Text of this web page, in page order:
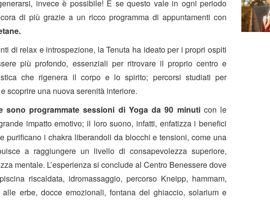
invece è possibile! E se questo vale in ogni periodo
di più grazie a un ricco programma di appuntamenti con
.
di relax e introspezione, la Tenuta ha ideato per i propri ospiti
più profondo, essenziali per ritrovare il proprio centro e
che rigenera il corpo e lo spirito; percorsi studiati per
scoprire una nuova serenità interiore.
sono programmate sessioni di Yoga da 90 minuti con le
impatto emotivo; il loro suono, infatti, enfatizza i benefici
purificano i chakra liberandoli da blocchi e tensioni, come una
a raggiungere un livello di consapevolezza superiore,
mentale. L’esperienza si conclude al Centro Benessere dove
riscaldata, idromassaggio, percorso Kneipp, hammam,
erbe, docce emozionali, fontana del ghiaccio, solarium e